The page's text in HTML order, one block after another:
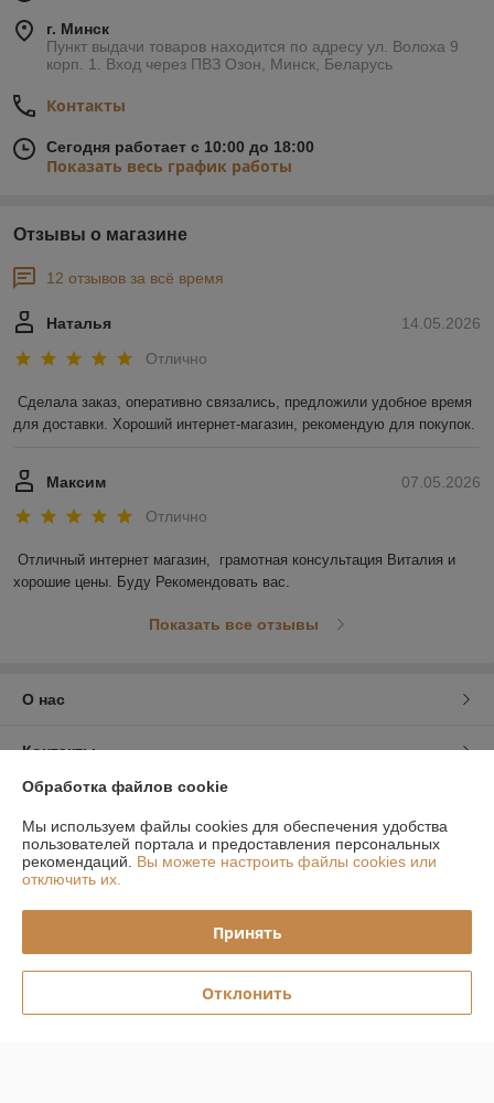
г. Минск
Пункт выдачи товаров находится по адресу ул. Волоха 9
корп. 1. Вход через ПВЗ Озон, Минск, Беларусь
Контакты
Сегодня работает с 10:00 до 18:00
Показать весь график работы
Отзывы о магазине
12 отзывов за всё время
14.05.2026
Наталья
Отлично
Сделала заказ, оперативно связались, предложили удобное время
для доставки. Хороший интернет-магазин, рекомендую для покупок.
07.05.2026
Максим
Отлично
Отличный интернет магазин,  грамотная консультация Виталия и
хорошие цены. Буду Рекомендовать вас.
Показать все отзывы
О нас
Контакты
График работы
Полная версия сайта
Политика обработки cookies
Сайт создан на платформе Deal.by
Обработка файлов cookie
Мы используем файлы cookies для обеспечения удобства
пользователей портала и предоставления персональных
рекомендаций. Вы можете настроить файлы cookies или
отключить их.
Принять
Отклонить